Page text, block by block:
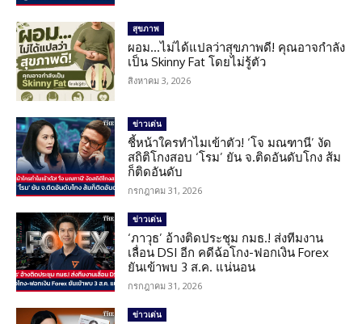
สุขภาพ
ผอม…ไม่ได้แปลว่าสุขภาพดี! คุณอาจกำลัง
เป็น Skinny Fat โดยไม่รู้ตัว
สิงหาคม 3, 2026
ข่าวเด่น
ชี้หน้าใครทำไมเข้าตัว! ‘โจ มณฑานี’ งัด
สถิติโกงสอบ ‘โรม’ ยัน จ.ติดอันดับโกง ส้ม
ก็ติดอันดับ
กรกฎาคม 31, 2026
ข่าวเด่น
‘ภาวุธ’ อ้างติดประชุม กมธ.! ส่งทีมงาน
เลื่อน DSI อีก คดีฉ้อโกง-ฟอกเงิน Forex
ยันเข้าพบ 3 ส.ค. แน่นอน
กรกฎาคม 31, 2026
ข่าวเด่น